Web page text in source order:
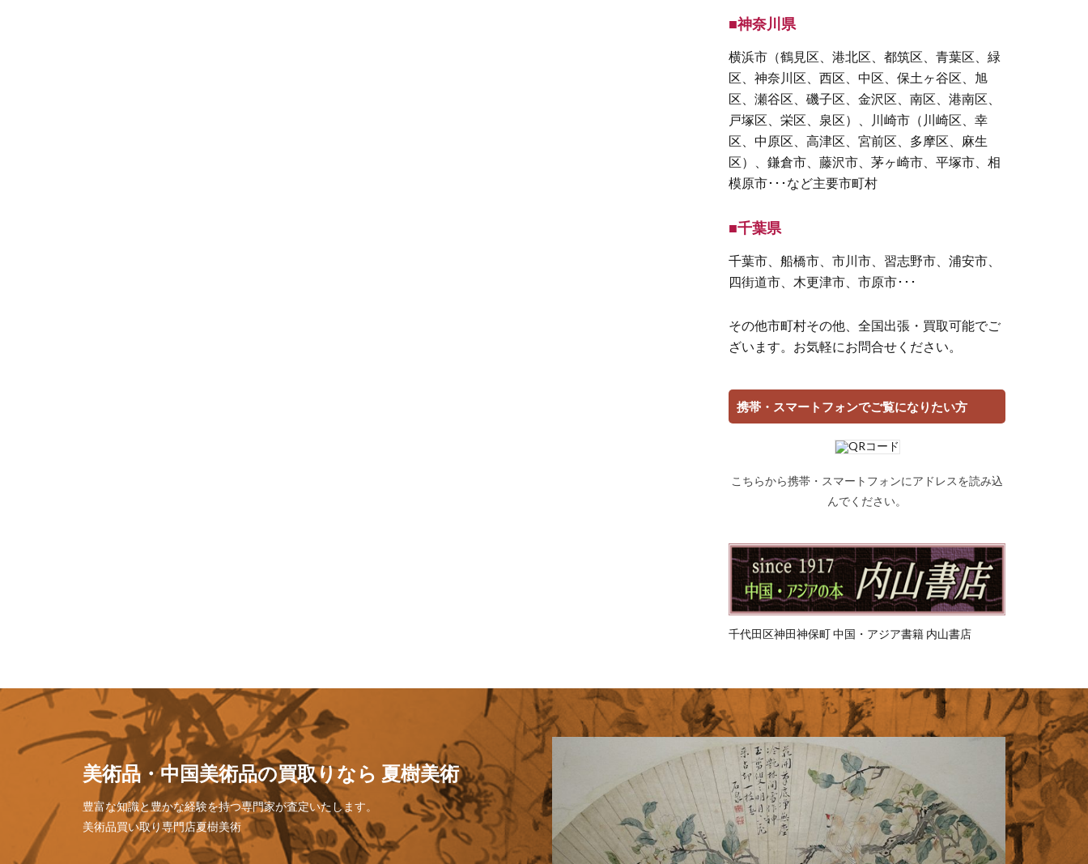
■神奈川県
横浜市（鶴見区、港北区、都筑区、青葉区、緑
区、神奈川区、西区、中区、保土ヶ谷区、旭
区、瀬谷区、磯子区、金沢区、南区、港南区、
戸塚区、栄区、泉区）、川崎市（川崎区、幸
区、中原区、高津区、宮前区、多摩区、麻生
区）、鎌倉市、藤沢市、茅ヶ崎市、平塚市、相
模原市･･･など主要市町村
■千葉県
千葉市、船橋市、市川市、習志野市、浦安市、
四街道市、木更津市、市原市･･･
その他市町村その他、全国出張・買取可能でご
ざいます。お気軽にお問合せください。
携帯・スマートフォンでご覧になりたい方
こちらから携帯・スマートフォンにアドレスを読み込
んでください。
千代田区神田神保町 中国・アジア書籍 内山書店
美術品・中国美術品の買取りなら 夏樹美術
豊富な知識と豊かな経験を持つ専門家が査定いたします。
美術品買い取り専門店夏樹美術